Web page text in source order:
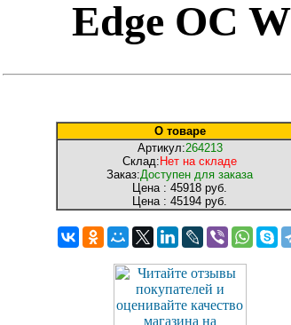
Edge OC
О товаре
Артикул:264213
Склад: Нет на складе
Заказ:Доступен для заказа
Цена : 45918 руб.
Цена : 45194 руб.